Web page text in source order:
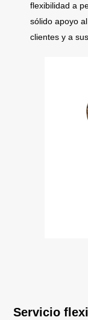
flexibilidad a
sólido apoyo
clientes y a
Servicio